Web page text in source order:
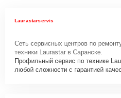
Laurastarservis
Сеть сервисных центров по
техники Laurastar в Саранске.
Профильный сервис по технике
любой сложности с гарантией